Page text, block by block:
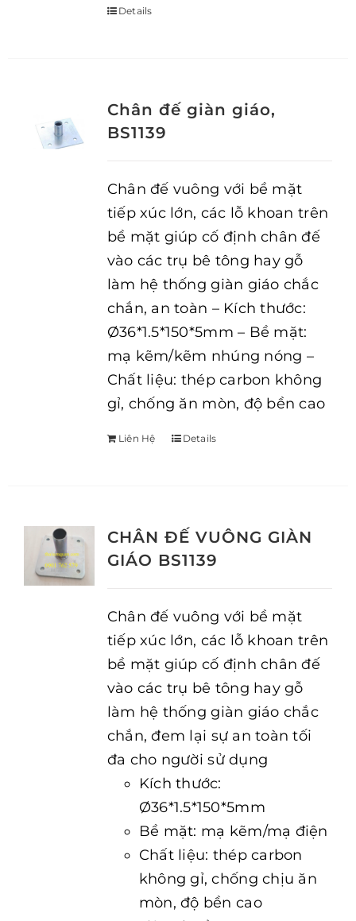
Details
Chân đế giàn giáo,
BS1139
Chân đế vuông với bề mặt
tiếp xúc lớn, các lỗ khoan trên
bề mặt giúp cố định chân đế
vào các trụ bê tông hay gỗ
làm hệ thống giàn giáo chắc
chắn, an toàn – Kích thước:
Ø36*1.5*150*5mm – Bề mặt:
mạ kẽm/kẽm nhúng nóng –
Chất liệu: thép carbon không
gỉ, chống ăn mòn, độ bền cao
Liên Hệ Details
CHÂN ĐẾ VUÔNG GIÀN
GIÁO BS1139
Chân đế vuông với bề mặt
tiếp xúc lớn, các lỗ khoan trên
bề mặt giúp cố định chân đế
vào các trụ bê tông hay gỗ
làm hệ thống giàn giáo chắc
chắn, đem lại sự an toàn tối
đa cho người sử dụng
Kích thước:
Ø36*1.5*150*5mm
Bề mặt: mạ kẽm/mạ điện
Chất liệu: thép carbon
không gỉ, chống chịu ăn
mòn, độ bền cao